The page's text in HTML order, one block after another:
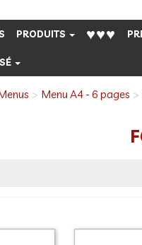
PRODUITS ♥♥♥
Menu A4 - 6 pages